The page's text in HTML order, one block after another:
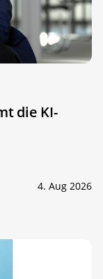
die KI-
4. Aug 2026